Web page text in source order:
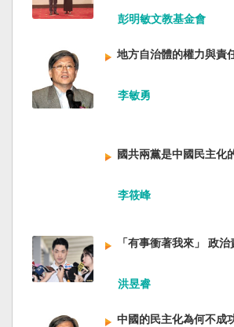
彭明敏文教基金會
地方自治體的權力與責
李敏勇
國共兩黨是中國民主化
李筱峰
「有事衝著我來」 政
洪昱睿
中國的民主化為何不成